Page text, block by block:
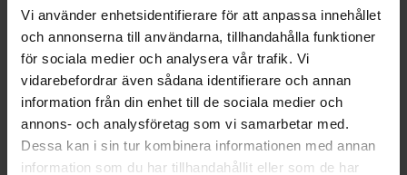
Vi använder enhetsidentifierare för att anpassa innehållet
och annonserna till användarna, tillhandahålla funktioner
för sociala medier och analysera vår trafik. Vi
vidarebefordrar även sådana identifierare och annan
information från din enhet till de sociala medier och
annons- och analysföretag som vi samarbetar med.
Dessa kan i sin tur kombinera informationen med annan
information som du har tillhandahållit eller som de har